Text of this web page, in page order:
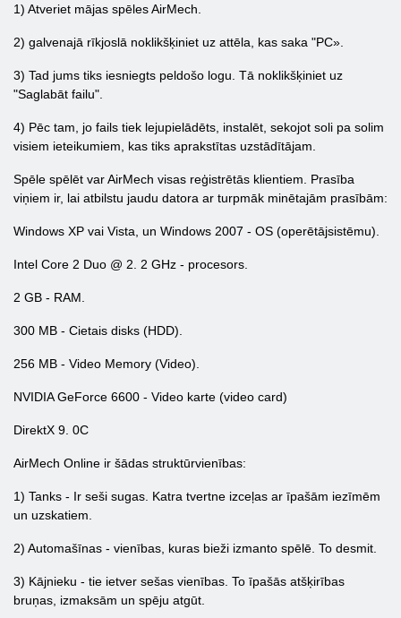
1) Atveriet mājas spēles AirMech.
2) galvenajā rīkjoslā noklikšķiniet uz attēla, kas saka "PC».
3) Tad jums tiks iesniegts peldošo logu. Tā noklikšķiniet uz
"Saglabāt failu".
4) Pēc tam, jo ​​fails tiek lejupielādēts, instalēt, sekojot soli pa solim
visiem ieteikumiem, kas tiks aprakstītas uzstādītājam.
Spēle spēlēt var AirMech visas reģistrētās klientiem. Prasība
viņiem ir, lai atbilstu jaudu datora ar turpmāk minētajām prasībām:
Windows XP vai Vista, un Windows 2007 - OS (operētājsistēmu).
Intel Core 2 Duo @ 2. 2 GHz - procesors.
2 GB - RAM.
300 MB - Cietais disks (HDD).
256 MB - Video Memory (Video).
NVIDIA GeForce 6600 - Video karte (video card)
DirektX 9. 0C
AirMech Online ir šādas struktūrvienības:
1) Tanks - Ir seši sugas. Katra tvertne izceļas ar īpašām iezīmēm
un uzskatiem.
2) Automašīnas - vienības, kuras bieži izmanto spēlē. To desmit.
3) Kājnieku - tie ietver sešas vienības. To īpašās atšķirības
bruņas, izmaksām un spēju atgūt.